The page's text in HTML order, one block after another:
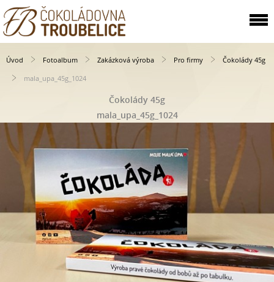
Úvod Fotoalbum Zakázková výroba Pro firmy
Čokolády 45g
mala_upa_45g_1024
Čokolády 45g
mala_upa_45g_1024